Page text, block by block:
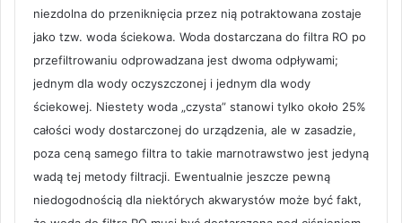
niezdolna do przeniknięcia przez nią potraktowana zostaje
jako tzw. woda ściekowa. Woda dostarczana do filtra RO po
przefiltrowaniu odprowadzana jest dwoma odpływami;
jednym dla wody oczyszczonej i jednym dla wody
ściekowej. Niestety woda „czysta” stanowi tylko około 25%
całości wody dostarczonej do urządzenia, ale w zasadzie,
poza ceną samego filtra to takie marnotrawstwo jest jedyną
wadą tej metody filtracji. Ewentualnie jeszcze pewną
niedogodnością dla niektórych akwarystów może być fakt,